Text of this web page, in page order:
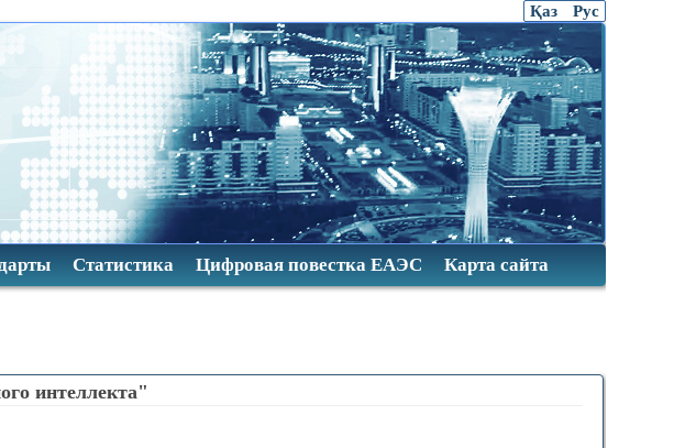
Қаз Рус
Статистика Цифровая повестка ЕАЭС Карта сайта
интеллекта"